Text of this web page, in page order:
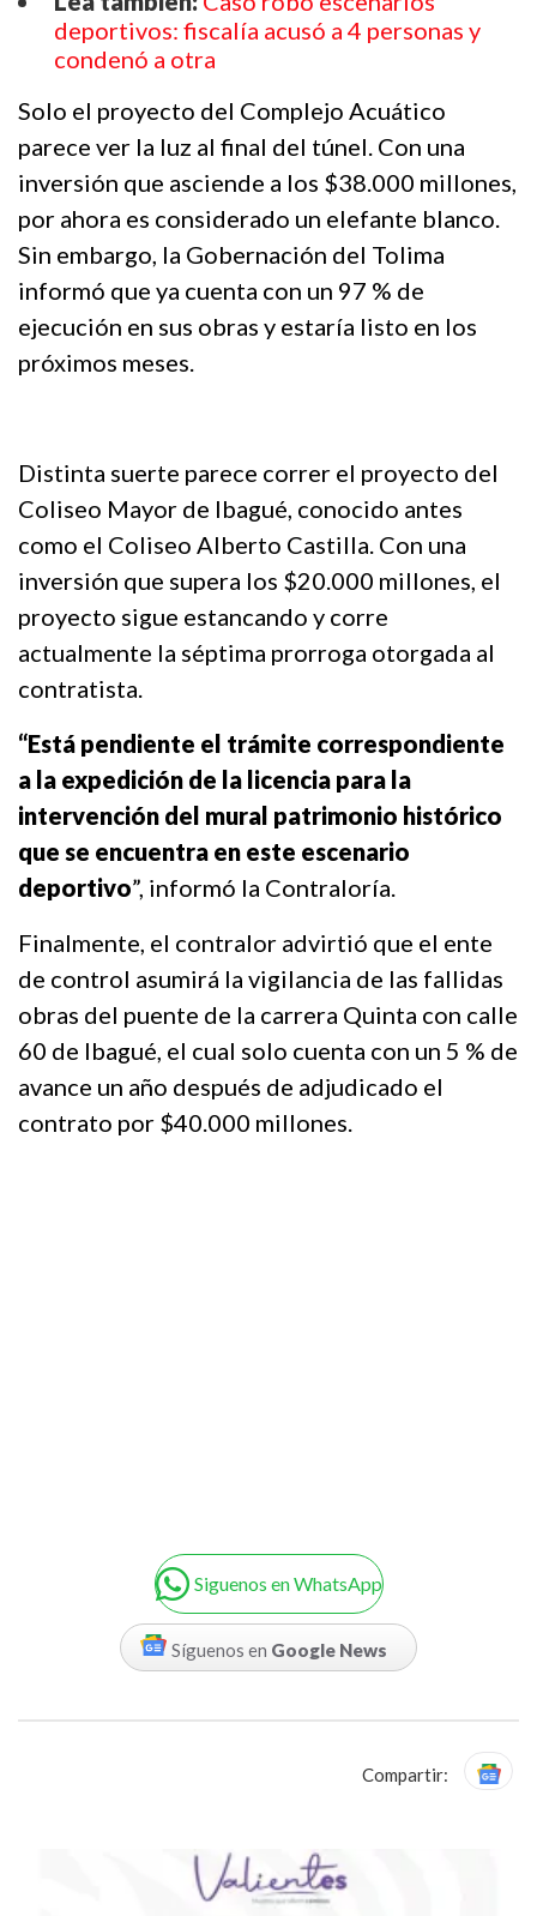
deportivos: fiscalía acusó a 4 personas y
condenó a otra
Solo el proyecto del Complejo Acuático
parece ver la luz al final del túnel. Con una
inversión que asciende a los $38.000 millones,
por ahora es considerado un elefante blanco.
Sin embargo, la Gobernación del Tolima
informó que ya cuenta con un 97 % de
ejecución en sus obras y estaría listo en los
próximos meses.
Distinta suerte parece correr el proyecto del
Coliseo Mayor de Ibagué, conocido antes
como el Coliseo Alberto Castilla. Con una
inversión que supera los $20.000 millones, el
proyecto sigue estancando y corre
actualmente la séptima prorroga otorgada al
contratista.
“Está pendiente el trámite correspondiente
a la expedición de la licencia para la
intervención del mural patrimonio histórico
que se encuentra en este escenario
deportivo”, informó la Contraloría.
Finalmente, el contralor advirtió que el ente
de control asumirá la vigilancia de las fallidas
obras del puente de la carrera Quinta con calle
60 de Ibagué, el cual solo cuenta con un 5 % de
avance un año después de adjudicado el
contrato por $40.000 millones.
Siguenos en WhatsApp
Síguenos en Google News
Compartir: